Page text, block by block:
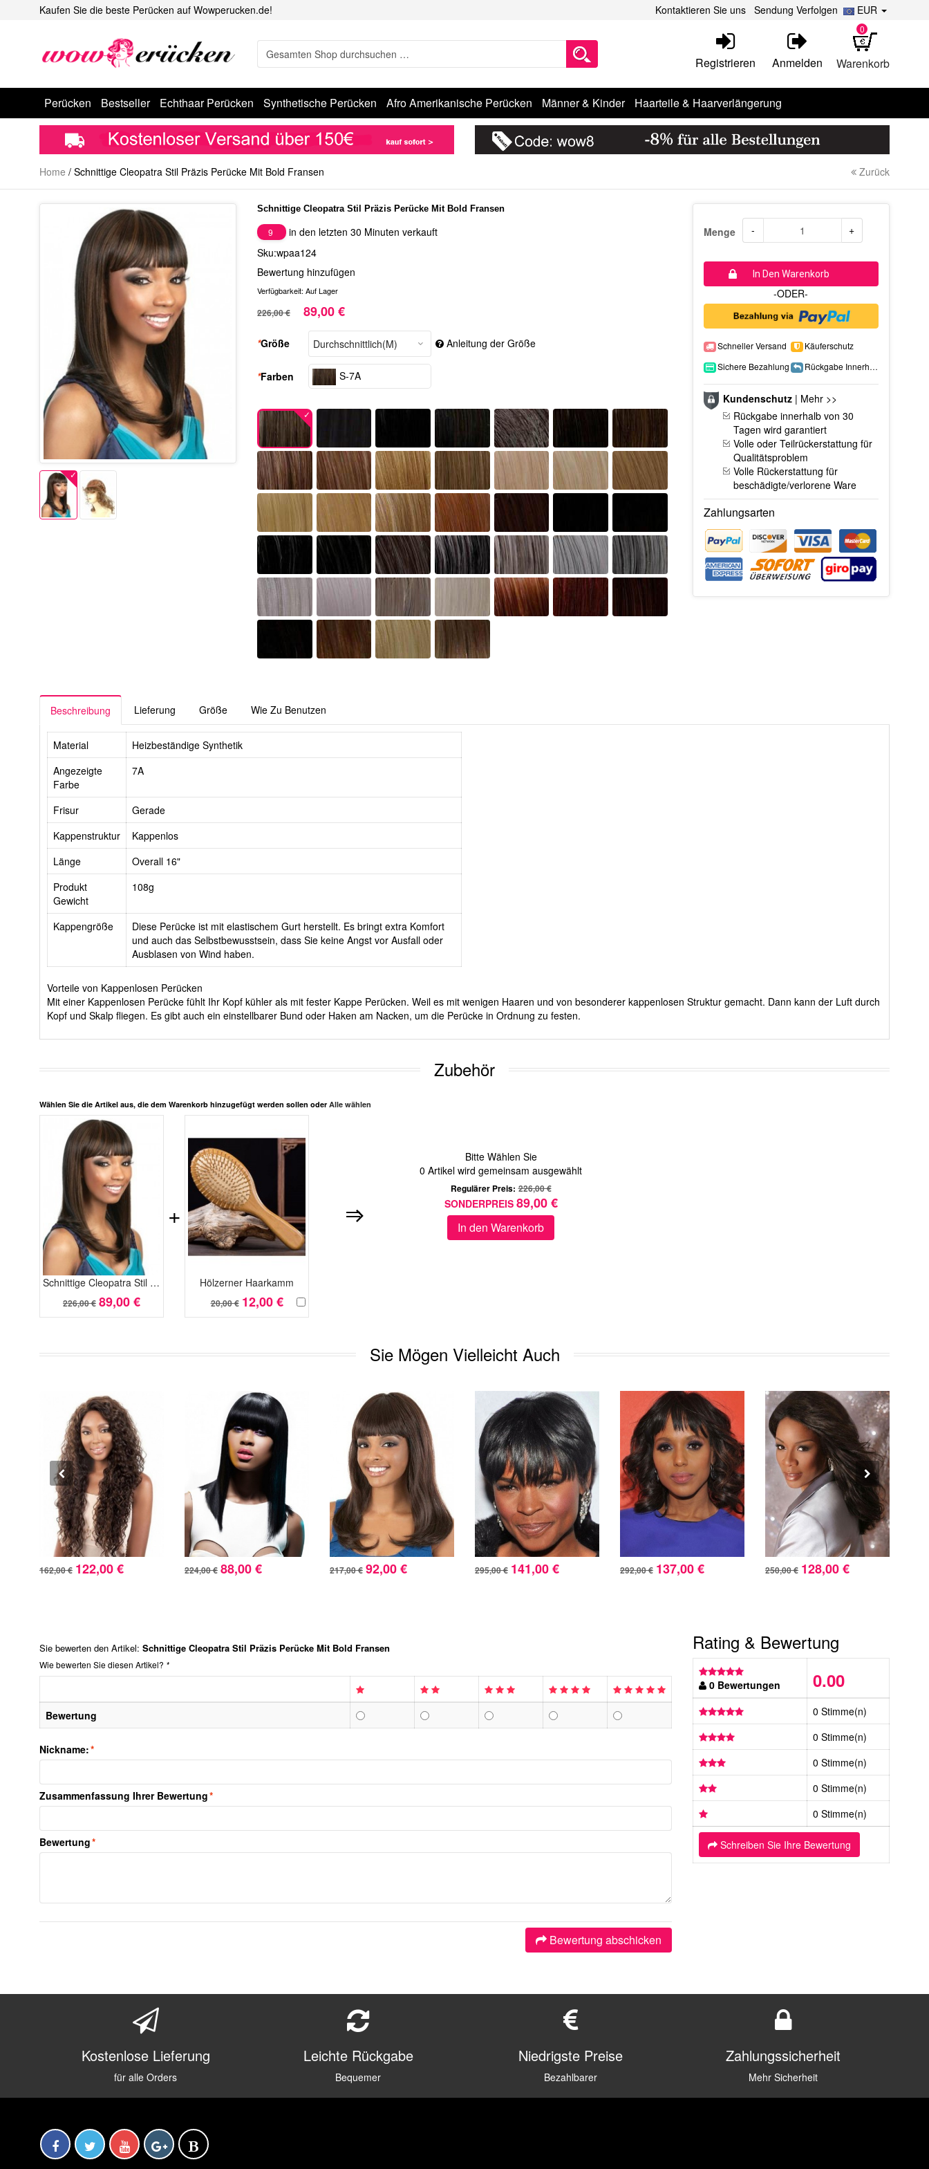
Kaufen Sie die beste Perücken auf Wowperucken.de! EUR
Kontaktieren Sie uns Sendung Verfolgen
Warenkorb
0
Registrieren Anmelden
Perücken Bestseller Echthaar Perücken Synthetische Perücken Afro Amerikanische Perücken Männer & Kinder Haarteile & Haarverlängerung
Home / Schnittige Cleopatra Stil Präzis Perücke Mit Bold Fransen Zurück
Schnittige Cleopatra Stil Präzis Perücke Mit Bold Fransen
9
in den letzten 30 Minuten verkauft
Sku:wpaa124
Bewertung hinzufügen
Verfügbarkeit: Auf Lager
226,00 € 89,00 €
*Größe Anleitung der Größe
*Farben S-7A
Menge - +
In Den Warenkorb
-ODER-
Schneller Versand
Käuferschutz
Sichere Bezahlung
Rückgabe Innerhalb 15 Tage
Kundenschutz| Mehr >>
Rückgabe innerhalb von 30
Tagen wird garantiert
Volle oder Teilrückerstattung für
Qualitätsproblem
Volle Rückerstattung für
beschädigte/verlorene Ware
Zahlungsarten
Beschreibung Lieferung Größe Wie Zu Benutzen
Material
Heizbeständige Synthetik
Angezeigte
Farbe
7A
Frisur
Gerade
Kappenstruktur
Kappenlos
Länge
Overall 16"
Produkt
Gewicht
108g
Kappengröße
Diese Perücke ist mit elastischem Gurt herstellt. Es bringt extra Komfort
und auch das Selbstbewusstsein, dass Sie keine Angst vor Ausfall oder
Ausblasen von Wind haben.
Vorteile von Kappenlosen Perücken
Mit einer Kappenlosen Perücke fühlt Ihr Kopf kühler als mit fester Kappe Perücken. Weil es mit wenigen Haaren und von besonderer kappenlosen Struktur gemacht. Dann kann der Luft durch
Kopf und Skalp fliegen. Es gibt auch ein einstellbarer Bund oder Haken am Nacken, um die Perücke in Ordnung zu festen.
Zubehör
Wählen Sie die Artikel aus, die dem Warenkorb hinzugefügt werden sollen oder Alle wählen
Schnittige Cleopatra Stil Präzis Perücke Mit Bold Fransen
226,00 € 89,00 €
Hölzerner Haarkamm
20,00 € 12,00 €
+
Bitte Wählen Sie
0 Artikel wird gemeinsam ausgewählt
Regulärer Preis: 226,00 €
SONDERPREIS 89,00 €
In den Warenkorb
Sie Mögen Vielleicht Auch
162,00 € 122,00 € 224,00 € 88,00 € 217,00 € 92,00 € 295,00 € 141,00 € 292,00 € 137,00 € 250,00 € 128,00 €
Sie bewerten den Artikel: Schnittige Cleopatra Stil Präzis Perücke Mit Bold Fransen
Wie bewerten Sie diesen Artikel? *
Bewertung
*
Nickname:
*
Zusammenfassung Ihrer Bewertung
*
Bewertung
Bewertung abschicken
Rating & Bewertung
0 Bewertungen 0.00
0 Stimme(n)
0 Stimme(n)
0 Stimme(n)
0 Stimme(n)
0 Stimme(n)
Schreiben Sie Ihre Bewertung
Kostenlose Lieferung
für alle Orders
Leichte Rückgabe
Bequemer
Niedrigste Preise
Bezahlbarer
Zahlungssicherheit
Mehr Sicherheit